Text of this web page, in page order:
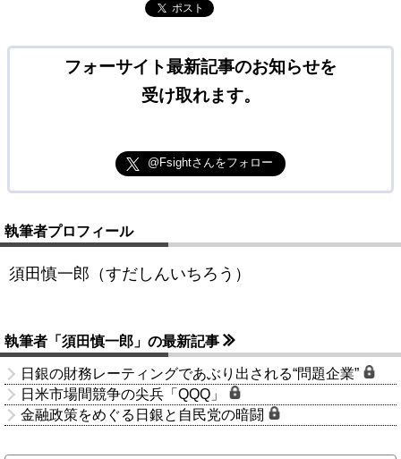
ポスト
フォーサイト最新記事のお知らせを
受け取れます。
@Fsightさんをフォロー
執筆者プロフィール
須田慎一郎（すだしんいちろう）
執筆者「須田慎一郎」の最新記事
日銀の財務レーティングであぶり出される“問題企業”
日米市場間競争の尖兵「QQQ」
金融政策をめぐる日銀と自民党の暗闘